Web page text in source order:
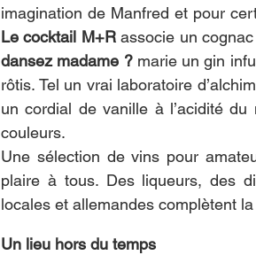
Le cocktail M+R associe un
dansez madame ? marie un gin
rôtis. Tel un vrai laboratoire
un cordial de vanille à l’acidité
couleurs.
Une sélection de vins pour
plaire à tous. Des liqueurs, des
locales et allemandes complètent
Un lieu hors du temps